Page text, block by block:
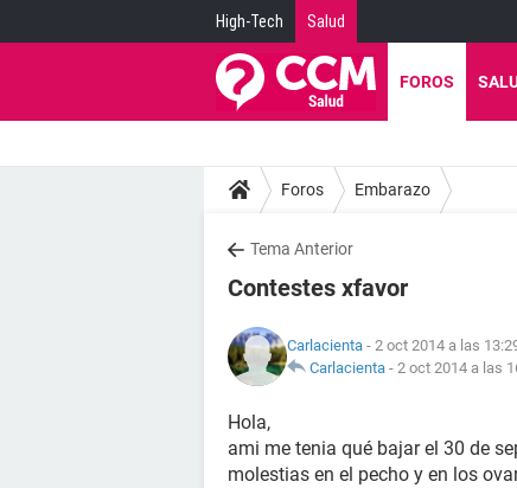
High-Tech Salud
FOROS
Foros Embarazo
Tema Anterior
Contestes xfavor
Carlacienta - 2 oct 2014 a las
Carlacienta - 2 oct 2014 a las
Hola,
ami me tenia qué bajar el 30 de
molestias en el pecho y en los